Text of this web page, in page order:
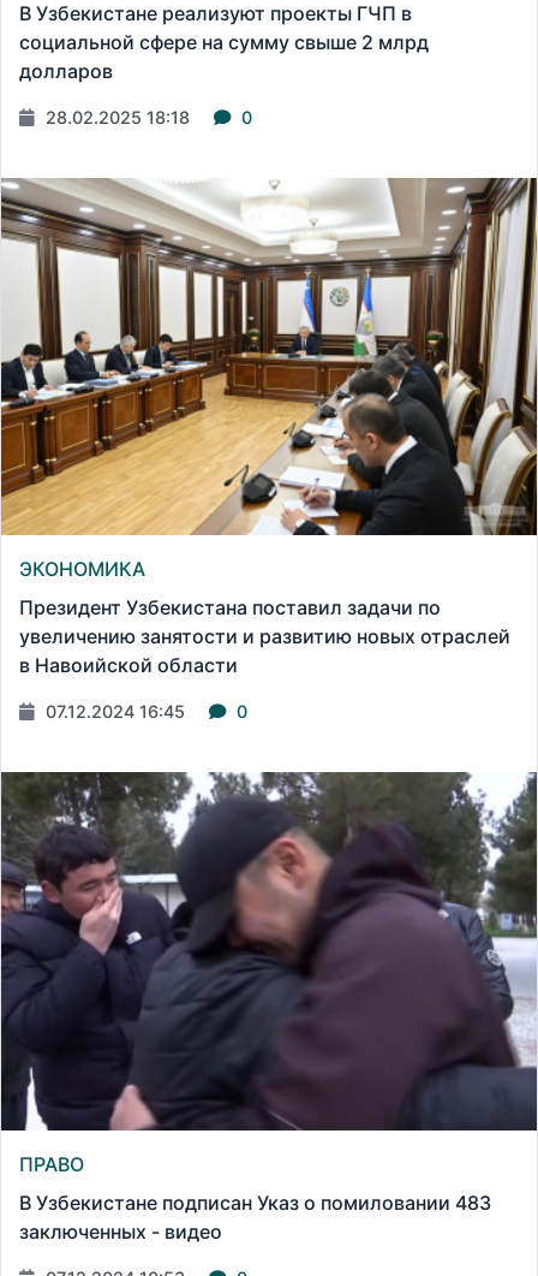
В Узбекистане реализуют проекты ГЧП в
социальной сфере на сумму свыше 2 млрд
долларов
28.02.2025 18:18 0
ЭКОНОМИКА
Президент Узбекистана поставил задачи по
увеличению занятости и развитию новых отраслей
в Навоийской области
07.12.2024 16:45 0
ПРАВО
В Узбекистане подписан Указ о помиловании 483
заключенных - видео